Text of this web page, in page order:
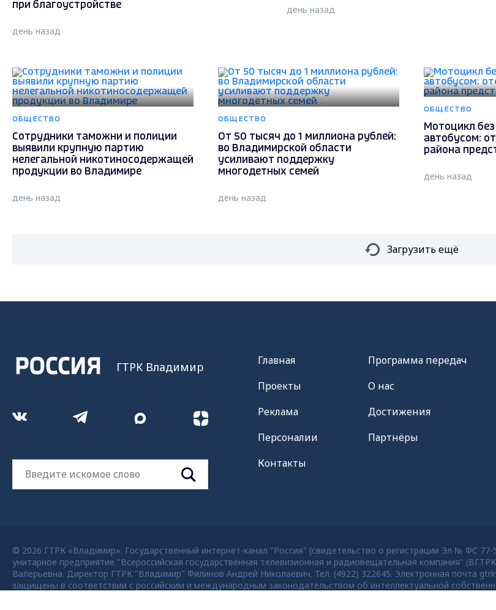
при благоустройстве
день назад
день назад
ОБЩЕСТВО
Сотрудники таможни и полиции
выявили крупную партию
нелегальной никотиносодержащей
продукции во Владимире
день назад
ОБЩЕСТВО
От 50 тысяч до 1 миллиона рублей:
во Владимирской области
усиливают поддержку
многодетных семей
день назад
ОБЩЕСТВО
Мотоцикл
автобусом:
района
день назад
Загрузить ещё
ГТРК Владимир
Главная
Проекты
Реклама
Персоналии
Контакты
Программа передач
О нас
Достижения
Партнёры
© 2026 ГТРК «Владимир». Государственный интернет-канал "Россия" (свидетельство о регистрации Эл № ФС
унитарное предприятие "Всероссийская государственная телевизионная и радиовещательная компания"
Валерьевна. Директор ГТРК "Владимир" Филинов Андрей Николаевич. Тел. (4922) 322645. Электронная почта
защищены в соответствии с российским и международным законодательством об интеллектуальной